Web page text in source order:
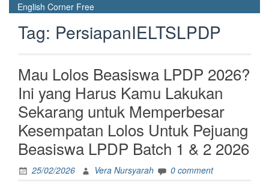
English Corner Free
Tag: PersiapanIELTSLPDP
Mau Lolos Beasiswa LPDP 2026?
Ini yang Harus Kamu Lakukan
Sekarang untuk Memperbesar
Kesempatan Lolos Untuk Pejuang
Beasiswa LPDP Batch 1 & 2 2026
25/02/2026 Vera Nursyarah 0 comment